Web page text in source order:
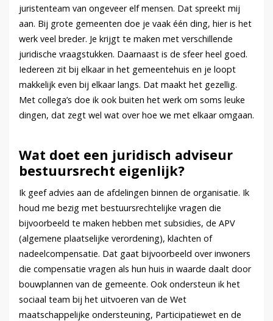
juristenteam van ongeveer elf mensen. Dat spreekt mij
aan. Bij grote gemeenten doe je vaak één ding, hier is het
werk veel breder. Je krijgt te maken met verschillende
juridische vraagstukken. Daarnaast is de sfeer heel goed.
Iedereen zit bij elkaar in het gemeentehuis en je loopt
makkelijk even bij elkaar langs. Dat maakt het gezellig.
Met collega’s doe ik ook buiten het werk om soms leuke
dingen, dat zegt wel wat over hoe we met elkaar omgaan.
Wat doet een juridisch adviseur
bestuursrecht eigenlijk?
Ik geef advies aan de afdelingen binnen de organisatie. Ik
houd me bezig met bestuursrechtelijke vragen die
bijvoorbeeld te maken hebben met subsidies, de APV
(algemene plaatselijke verordening), klachten of
nadeelcompensatie. Dat gaat bijvoorbeeld over inwoners
die compensatie vragen als hun huis in waarde daalt door
bouwplannen van de gemeente. Ook ondersteun ik het
sociaal team bij het uitvoeren van de Wet
maatschappelijke ondersteuning, Participatiewet en de